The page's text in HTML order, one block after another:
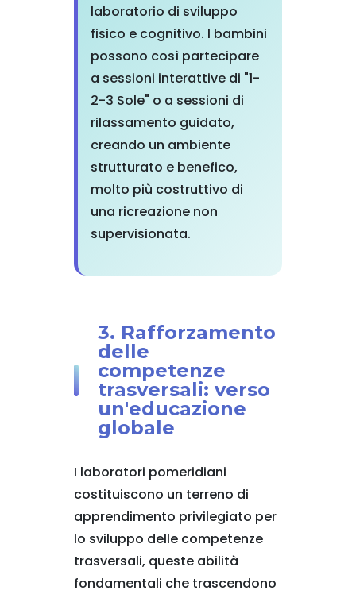
laboratorio di sviluppo
fisico e cognitivo. I bambini
possono così partecipare
a sessioni interattive di "1-
2-3 Sole" o a sessioni di
rilassamento guidato,
creando un ambiente
strutturato e benefico,
molto più costruttivo di
una ricreazione non
supervisionata.
3. Rafforzamento
delle
competenze
trasversali: verso
un'educazione
globale
I laboratori pomeridiani
costituiscono un terreno di
apprendimento privilegiato per
lo sviluppo delle competenze
trasversali, queste abilità
fondamentali che trascendono